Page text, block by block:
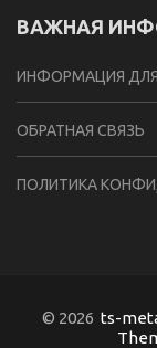
ВАЖНАЯ
ИНФОРМАЦИЯ
ОБРАТНАЯ СВЯЗЬ
ПОЛИТИКА
© 2026 ts-